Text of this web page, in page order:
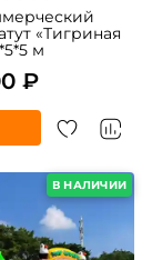
«Тигриная
м
₽
В НАЛИЧИИ